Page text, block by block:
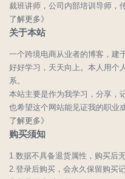
裁班讲师，公司内部培训导师，
了解更多》
关于本站
一个跨境电商从业者的博客，建
好好学习，天天向上。本人用个
系。
本站主要是作为我学习，分享，
也希望这个网站能见证我的职业
了解更多》
购买须知
1.数据不具备退货属性，购买后
2.登录后购买，会永久保留购买